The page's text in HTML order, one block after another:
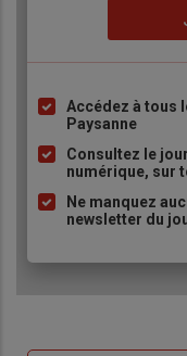
Liste
puce
Accédez à tous
Paysanne
Consultez le
numérique, sur
Ne manquez
newsletter du